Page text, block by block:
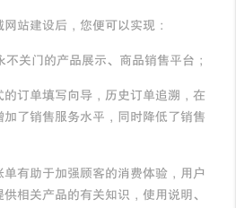
建设后，您便可以实现：
关门的产品展示、商品销售平台；
订单填写向导，历史订单追溯，在
了销售服务水平，同时降低了销售
有助于加强顾客的消费体验，用户
相关产品的有关知识，使用说明、